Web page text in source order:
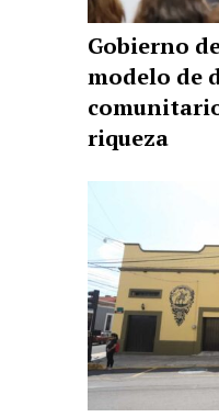
Gobierno
modelo de
riqueza